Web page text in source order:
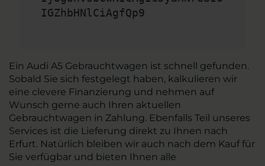
IGZhbHNlCiAgfQp9
Ein Audi A5 Gebrauchtwagen ist schnell gefunden.
Sobald Sie sich festgelegt haben, kalkulieren wir
eine clevere Finanzierung und nehmen auf
Wunsch gerne auch Ihren aktuellen
Gebrauchtwagen in Zahlung. Ebenfalls Teil unseres
Services ist die Lieferung direkt zu Ihnen nach
Erfurt. Natürlich bleiben wir auch nach dem Kauf für
Sie verfügbar und bieten Ihnen alle